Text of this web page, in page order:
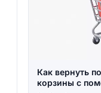
Как вернуть
корзины с